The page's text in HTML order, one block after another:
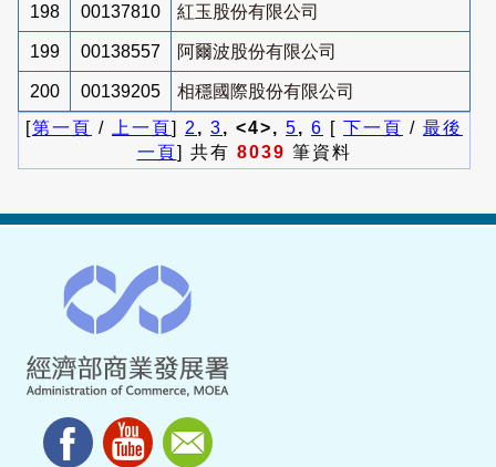
198 00137810 紅玉股份有限公司
199 00138557 阿爾波股份有限公司
200 00139205
相穩國際股份有限公司
[第一頁 / 上一頁] 2 , 3, <4>, 5, 6 [ 下一頁 / 最後
一頁] 共有 8039 筆資料